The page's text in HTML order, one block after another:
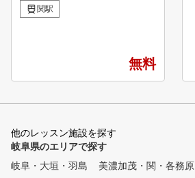
る方面から生徒様の上達をサポ
ートしています！ ビギナーか
POINT１ 診断・カルテ作成
あなたに必要な練習方法を導き
グレッスン 弊社のレッスンプ
ロは最新のスイング理論を元に
適のスイング理論をご提案する
関駅
無料
他のレッスン施設を探す
岐阜県のエリアで探す
岐阜・大垣・羽島
美濃加茂・関・各務原